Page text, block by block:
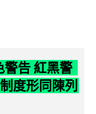
警告 紅黑警
度形同陳列